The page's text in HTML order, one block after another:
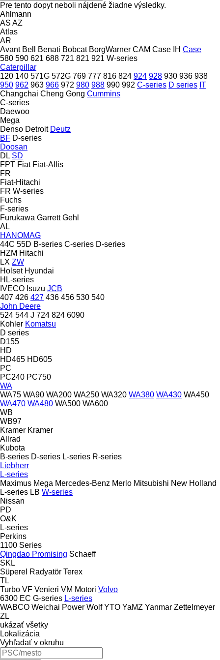
Pre tento dopyt neboli nájdené žiadne výsledky.
Ahlmann
AS AZ
Atlas
AR
Avant Bell Benati Bobcat BorgWarner CAM Case IH Case
580 590 621 688 721 821 921 W-series
Caterpillar
120 140 571G 572G 769 777 816 824 924 928 930 936 938
950 962 963 966 972 980 988 990 992 C-series D series IT
Changchai Cheng Gong Cummins
C-series
Daewoo
Mega
Denso Detroit Deutz
BF D-series
Doosan
DL SD
FPT Fiat Fiat-Allis
FR
Fiat-Hitachi
FR W-series
Fuchs
F-series
Furukawa Garrett Gehl
AL
HANOMAG
44C 55D B-series C-series D-series
HZM Hitachi
LX ZW
Holset Hyundai
HL-series
IVECO Isuzu JCB
407 426 427 436 456 530 540
John Deere
524 544 J 724 824 6090
Kohler Komatsu
D series
D155
HD
HD465 HD605
PC
PC240 PC750
WA
WA75 WA90 WA200 WA250 WA320 WA380 WA430 WA450
WA470 WA480 WA500 WA600
WB
WB97
Kramer Kramer
Allrad
Kubota
B-series D-series L-series R-series
Liebherr
L-series
Maximus Mega Mercedes-Benz Merlo Mitsubishi New Holland
L-series LB W-series
Nissan
PD
O&K
L-series
Perkins
1100 Series
Qingdao Promising Schaeff
SKL
Süperel Radyatör Terex
TL
Turbo VF Venieri VM Motori Volvo
6300 EC G-series L-series
WABCO Weichai Power Wolf YTO YaMZ Yanmar Zettelmeyer
ZL
ukázať všetky
Lokalizácia
Vyhľadať v okruhu